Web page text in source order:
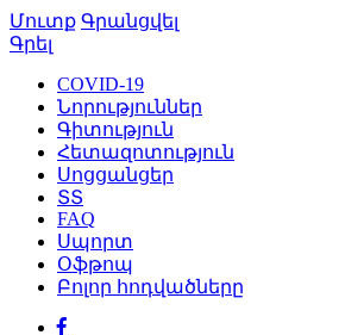
Մուտք Գրանցվել
Գրել
COVID-19
Նորություններ
Գիտություն
Հետազոտություն
Սոցցանցեր
ՏՏ
FAQ
Սպորտ
Օֆթոպ
Բոլոր հոդվածները